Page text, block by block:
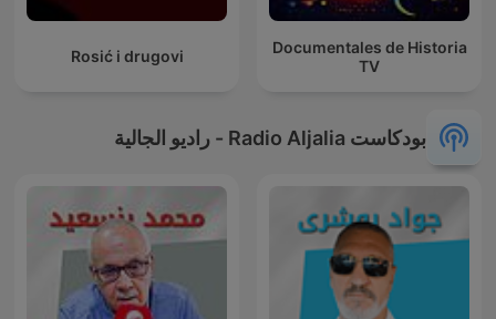
Documentales de Historia
TV
Rosić i drugovi
بودكاست Radio Aljalia - راديو الجالية